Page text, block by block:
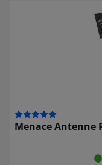
Menace Antenne